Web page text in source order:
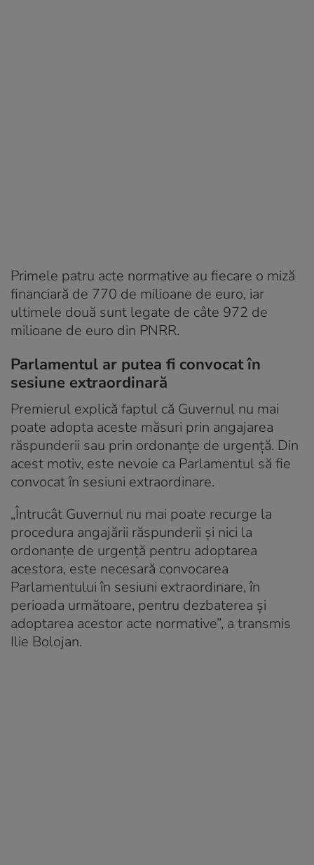
Primele patru acte normative au fiecare o miză
financiară de 770 de milioane de euro, iar
ultimele două sunt legate de câte 972 de
milioane de euro din PNRR.
Parlamentul ar putea fi convocat în
sesiune extraordinară
Premierul explică faptul că Guvernul nu mai
poate adopta aceste măsuri prin angajarea
răspunderii sau prin ordonanțe de urgență. Din
acest motiv, este nevoie ca Parlamentul să fie
convocat în sesiuni extraordinare.
„Întrucât Guvernul nu mai poate recurge la
procedura angajării răspunderii și nici la
ordonanțe de urgență pentru adoptarea
acestora, este necesară convocarea
Parlamentului în sesiuni extraordinare, în
perioada următoare, pentru dezbaterea și
adoptarea acestor acte normative”, a transmis
Ilie Bolojan.